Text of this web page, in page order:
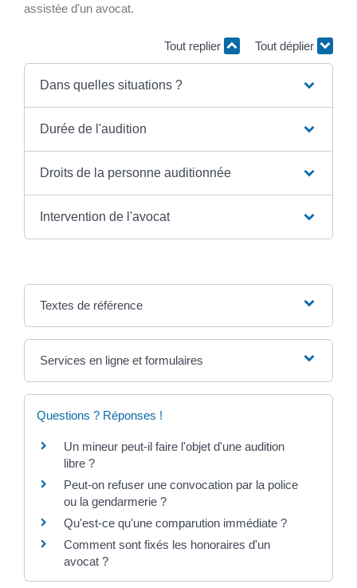
assistée d'un avocat.
Tout replier Tout déplier
Dans quelles situations ?
Durée de l'audition
Droits de la personne auditionnée
Intervention de l'avocat
Textes de référence
Services en ligne et formulaires
Questions ? Réponses !
Un mineur peut-il faire l'objet d'une audition
libre ?
Peut-on refuser une convocation par la police
ou la gendarmerie ?
Qu'est-ce qu'une comparution immédiate ?
Comment sont fixés les honoraires d'un
avocat ?